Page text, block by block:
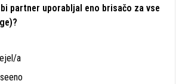
partner uporabljal eno brisačo za vse
a